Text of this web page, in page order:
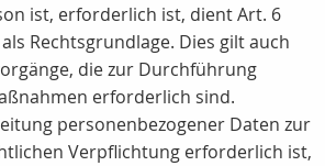
ist, erforderlich ist, dient Art. 6
Rechtsgrundlage. Dies gilt auch
die zur Durchführung
erforderlich sind.
personenbezogener Daten zur
Verpflichtung erforderlich ist,